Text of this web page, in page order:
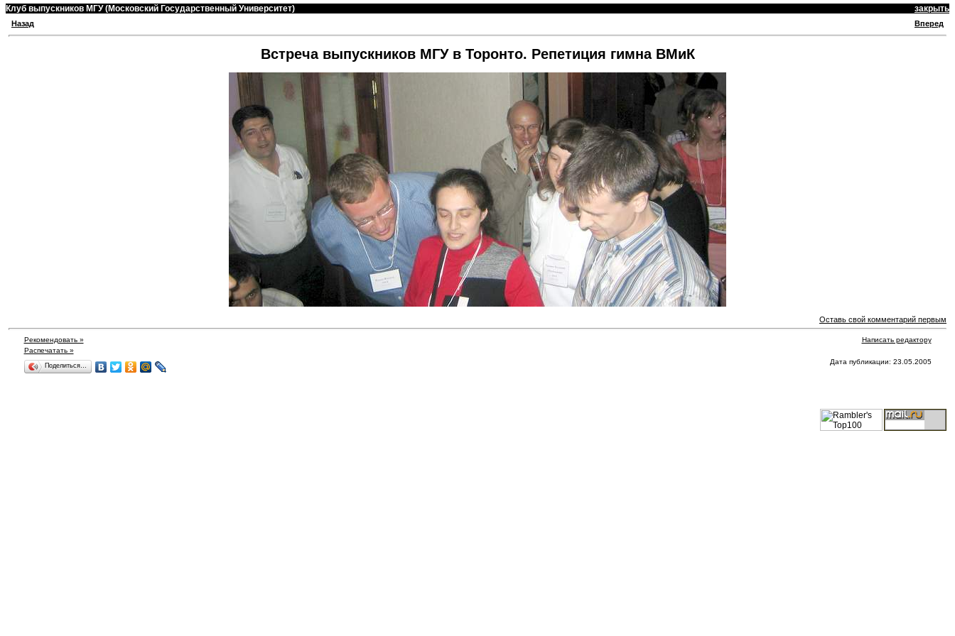
Клуб выпускников МГУ (Московский Государственный Университет) закрыть
Назад Вперед
Встреча выпускников МГУ в Торонто. Репетиция гимна ВМиК
Оставь свой комментарий первым
Рекомендовать »
Написать редактору
Распечатать »
Поделиться… Дата публикации: 23.05.2005